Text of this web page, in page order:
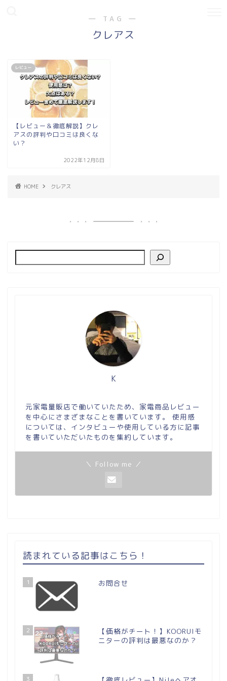
― TAG ―
クレアス
レビュー
【レビュー＆徹底解説】クレ
アスの評判や口コミは良くな
い？
2022年12月8日
HOME クレアス
K
元家電量販店で働いていたため、家電商品レビュー
を中心にさまざまなことを書いています。 使用感
については、インタビューや使用している方に記事
を書いていただいたものを集約しています。
＼ Follow me ／
読まれている記事はこちら！
1 お問合せ
2
【価格がチート！】KOORUIモ
ニターの評判は最悪なのか？
3